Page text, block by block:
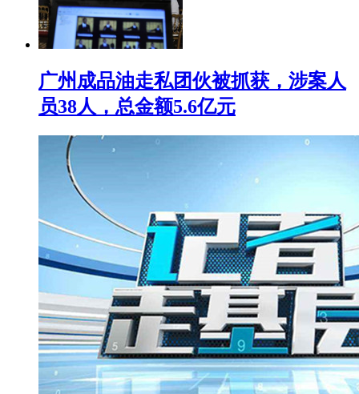
广州成品油走私团伙被抓获，涉案人
员38人，总金额5.6亿元